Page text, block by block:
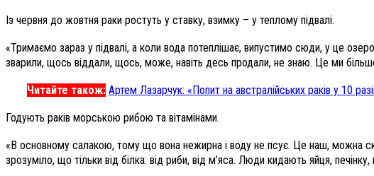
Із червня до жовтня раки ростуть у ставку, взимку – у теплому підвалі.
«Тримаємо зараз у підвалі, а коли вода потеплішає, випустимо сюди, у це
зварили, щось віддали, щось, може, навіть десь продали, не знаю. Це ми
Читайте також: Артем Лазарчук: «Попит на австралійських раків у 10
Годують раків морською рибою та вітамінами.
«В основному салакою, тому що вона нежирна і воду не псує. Це наш, можна
зрозуміло, що тільки від білка: від риби, від м’яса. Люди кидають яйця,